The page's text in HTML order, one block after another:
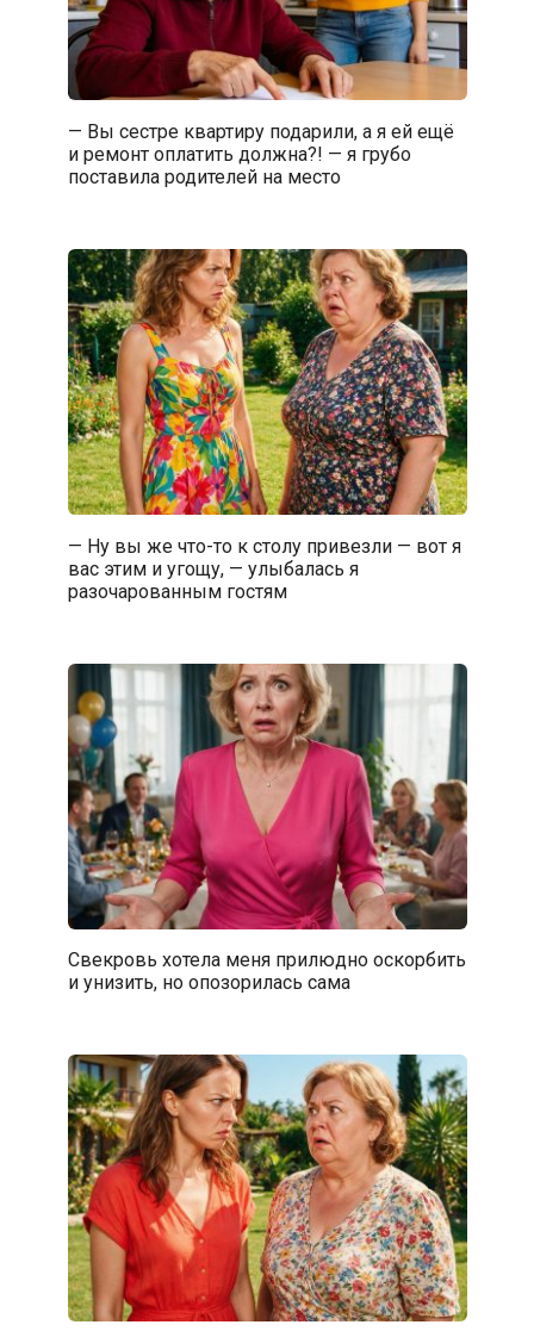
— Вы сестре квартиру подарили, а я ей ещё
и ремонт оплатить должна?! — я грубо
поставила родителей на место
— Ну вы же что-то к столу привезли — вот я
вас этим и угощу, — улыбалась я
разочарованным гостям
Свекровь хотела меня прилюдно оскорбить
и унизить, но опозорилась сама